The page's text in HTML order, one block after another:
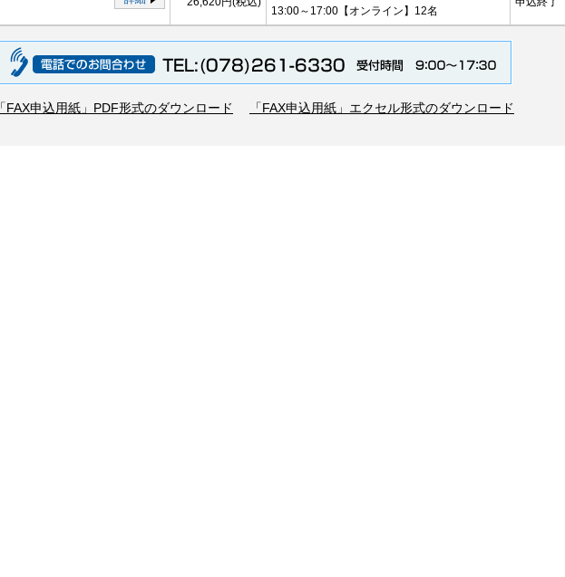
13:00～17:00 【オンライン】 12名
「FAX申込用紙」PDF形式のダウンロード 「FAX申込用紙」エクセル形式のダウンロード